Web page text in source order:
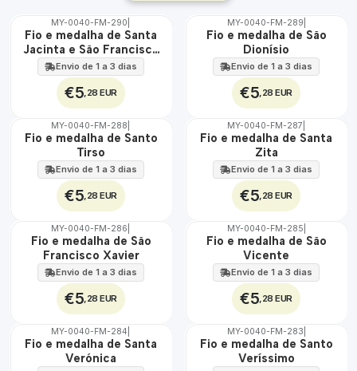
ÁGUA
MY-0040-FM-290
Fio e medalha de Santa
Jacinta e São Francisco
Marto
Envio de 1 a 3 dias
€5 ,28 EUR
ÁGUA
MY-0040-FM-289
Fio e medalha de São
Dionísio
Envio de 1 a 3 dias
€5 ,28 EUR
ÁGUA
MY-0040-FM-288
Fio e medalha de Santo
Tirso
Envio de 1 a 3 dias
€5 ,28 EUR
ÁGUA
MY-0040-FM-287
Fio e medalha de Santa
Zita
Envio de 1 a 3 dias
€5 ,28 EUR
ÁGUA
MY-0040-FM-286
Fio e medalha de São
Francisco Xavier
Envio de 1 a 3 dias
€5 ,28 EUR
ÁGUA
MY-0040-FM-285
Fio e medalha de São
Vicente
Envio de 1 a 3 dias
€5 ,28 EUR
ÁGUA
MY-0040-FM-284
Fio e medalha de Santa
Verónica
ÁGUA
MY-0040-FM-283
Fio e medalha de Santo
Veríssimo